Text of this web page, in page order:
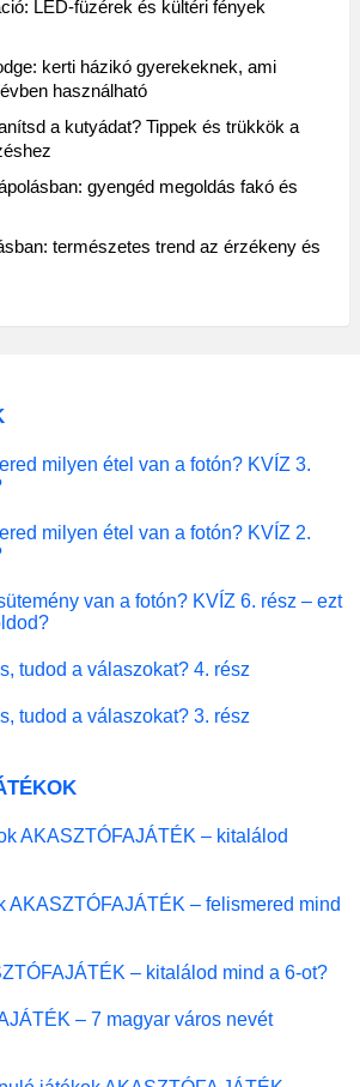
LED-füzérek és kültéri fények
kerti házikó gyerekeknek, ami
használható
a kutyádat? Tippek és trükkök a
gyengéd megoldás fakó és
természetes trend az érzékeny és
milyen étel van a fotón? KVÍZ 3.
milyen étel van a fotón? KVÍZ 2.
van a fotón? KVÍZ 6. rész – ezt
tudod a válaszokat? 4. rész
tudod a válaszokat? 3. rész
AKASZTÓFAJÁTÉK – kitalálod
AKASZTÓFAJÁTÉK – felismered mind
– kitalálod mind a 6-ot?
– 7 magyar város nevét